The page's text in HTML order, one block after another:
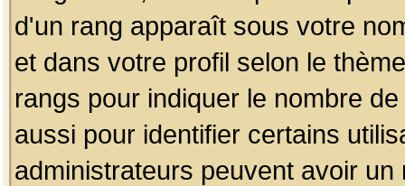
d'un rang apparaît sous votre
et dans votre profil selon le
rangs pour indiquer le nombre
aussi pour identifier certains
administrateurs peuvent avoir